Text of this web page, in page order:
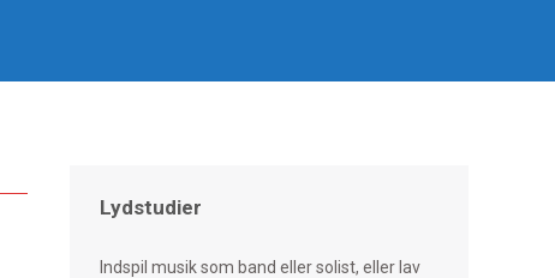
Lydstudier
Indspil musik som band eller solist, eller lav